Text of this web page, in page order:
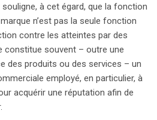
à cet égard, que la fonction
n’est pas la seule fonction
contre les atteintes par des
constitue souvent – outre une
des produits ou des services – un
employé, en particulier, à
acquérir une réputation afin de